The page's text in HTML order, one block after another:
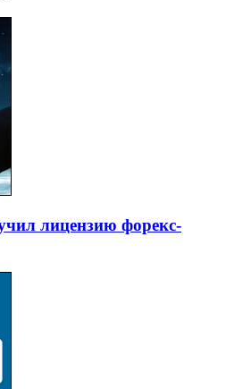
лицензию форекс-